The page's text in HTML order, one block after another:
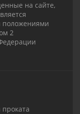
на сайте,
положениями
2